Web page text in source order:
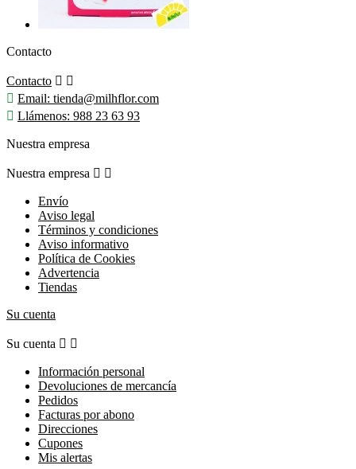
Contacto
Contacto  
 Email: tienda@milhflor.com
 Llámenos: 988 23 63 93
Nuestra empresa
Nuestra empresa  
Envío
Aviso legal
Términos y condiciones
Aviso informativo
Política de Cookies
Advertencia
Tiendas
Su cuenta
Su cuenta  
Información personal
Devoluciones de mercancía
Pedidos
Facturas por abono
Direcciones
Cupones
Mis alertas